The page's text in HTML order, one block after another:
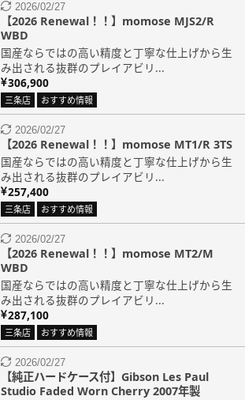
2026/02/27
【2026 Renewal！！】momose MJS2/R
WBD
国産ならではの高い精度と丁寧な仕上げから生
み出される抜群のプレイアビリ...
306,900
三条店 おすすめ情報
2026/02/27
【2026 Renewal！！】momose MT1/R 3TS
国産ならではの高い精度と丁寧な仕上げから生
み出される抜群のプレイアビリ...
257,400
三条店 おすすめ情報
2026/02/27
【2026 Renewal！！】momose MT2/M
WBD
国産ならではの高い精度と丁寧な仕上げから生
み出される抜群のプレイアビリ...
287,100
三条店 おすすめ情報
2026/02/27
【純正ハードケース付】Gibson Les Paul
Studio Faded Worn Cherry 2007年製